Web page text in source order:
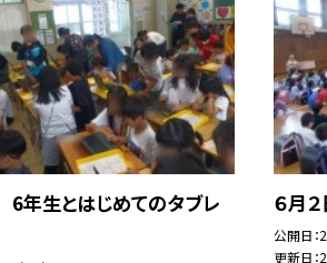
年生とはじめてのタブレ
６月
公開日
更新日